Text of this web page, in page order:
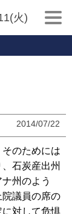
火)
2014/07/22
のためには
石炭産出州
州のよう
議員の席の
対して危惧